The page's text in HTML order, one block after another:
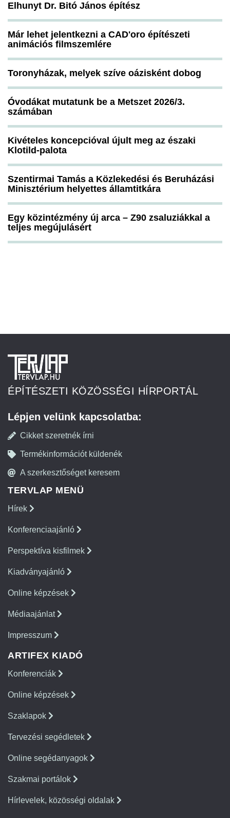
Elhunyt Dr. Bitó János építész
Már lehet jelentkezni a CAD'oro építészeti
animációs filmszemlére
Toronyházak, melyek szíve oázisként dobog
Óvodákat mutatunk be a Metszet 2026/3.
számában
Kivételes koncepcióval újult meg az északi
Klotild-palota
Szentirmai Tamás a Közlekedési és Beruházási
Minisztérium helyettes államtitkára
Egy közintézmény új arca – Z90 zsaluziákkal a
teljes megújulásért
ÉPÍTÉSZETI KÖZÖSSÉGI HÍRPORTÁL
Lépjen velünk kapcsolatba:
Cikket szeretnék írni
Termékinformációt küldenék
A szerkesztőséget keresem
TERVLAP MENÜ
Hírek
Konferenciaajánló
Perspektíva kisfilmek
Kiadványajánló
Online képzések
Médiaajánlat
Impresszum
ARTIFEX KIADÓ
Konferenciák
Online képzések
Szaklapok
Tervezési segédletek
Online segédanyagok
Szakmai portálok
Hírlevelek, közösségi oldalak